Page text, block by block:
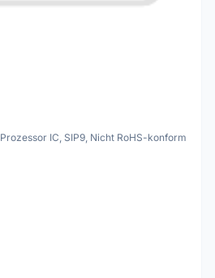
IC, SIP9, Nicht RoHS-konform